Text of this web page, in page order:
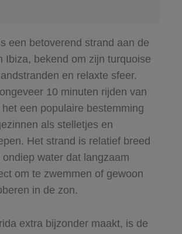
een betoverend strand aan de
Ibiza, bekend om zijn turquoise
en relaxte sfeer.
10 minuten rijden van
een populaire bestemming
als stelletjes en
Het strand is relatief breed
water dat langzaam
om te zwemmen of gewoon
in de zon.
extra bijzonder maakt, is de